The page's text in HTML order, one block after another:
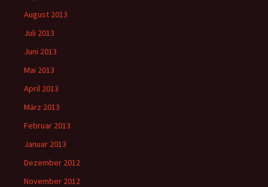
August 2013
Juli 2013
Juni 2013
Mai 2013
April 2013
März 2013
Februar 2013
Januar 2013
Dezember 2012
November 2012